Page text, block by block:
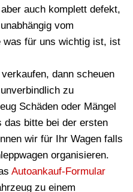
auch komplett defekt,
vom
was für uns wichtig ist, ist
dann scheuen
zu
Schäden oder Mängel
das bitte bei der ersten
wir für Ihr Wagen falls
organisieren.
Autoankauf-Formular
zu einem